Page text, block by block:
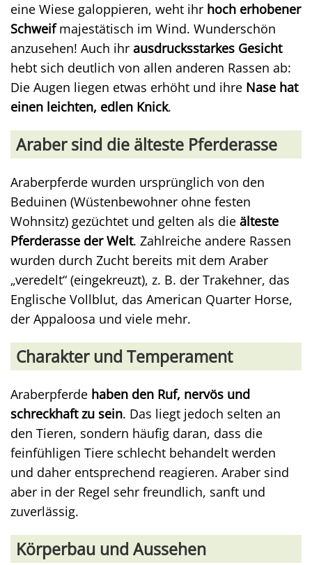
eine Wiese galoppieren, weht ihr hoch erhobener
Schweifmajestätisch im Wind. Wunderschön
anzusehen! Auch ihr ausdrucksstarkes Gesicht
hebt sich deutlich von allen anderen Rassen ab:
Die Augen liegen etwas erhöht und ihre Nase hat
einen leichten, edlen Knick.
Araber sind die älteste Pferderasse
Araberpferde wurden ursprünglich von den
Beduinen (Wüstenbewohner ohne festen
Wohnsitz) gezüchtet und gelten als die älteste
Pferderasse der Welt. Zahlreiche andere Rassen
wurden durch Zucht bereits mit dem Araber
„veredelt“ (eingekreuzt), z. B. der Trakehner, das
Englische Vollblut, das American Quarter Horse,
der Appaloosa und viele mehr.
Charakter und Temperament
Araberpferde haben den Ruf, nervös und
schreckhaft zu sein. Das liegt jedoch selten an
den Tieren, sondern häufig daran, dass die
feinfühligen Tiere schlecht behandelt werden
und daher entsprechend reagieren. Araber sind
aber in der Regel sehr freundlich, sanft und
zuverlässig.
Körperbau und Aussehen